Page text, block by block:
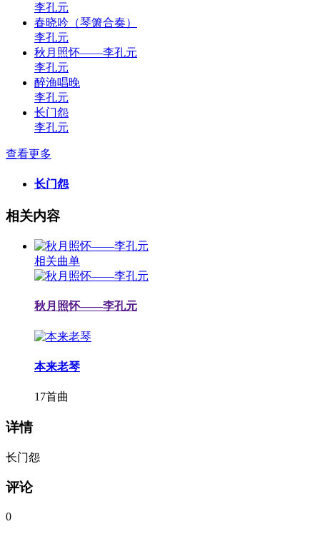
李孔元
春晓吟（琴箫合奏）
李孔元
秋月照怀——李孔元
李孔元
醉渔唱晚
李孔元
长门怨
李孔元
查看更多
长门怨
相关内容
相关曲单
秋月照怀——李孔元
本来老琴
17首曲
详情
长门怨
评论
0